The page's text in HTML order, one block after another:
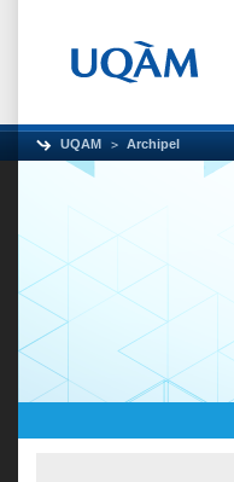
UQAM Archipel